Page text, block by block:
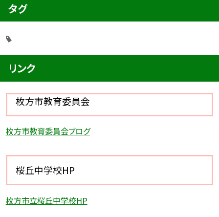
タグ
リンク
枚方市教育委員会
枚方市教育委員会ブログ
桜丘中学校HP
枚方市立桜丘中学校HP